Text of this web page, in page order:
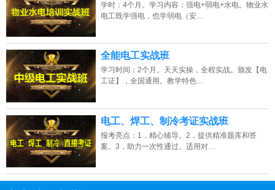
学时：4个月。学习内容：强电+弱电+水电。物业水
电工既学强电，也学弱电（安…
全能电工实战班
学习时间：2个月。天天实操，全程实战。颁发【电
工证】，全国通用。教学特色…
电工、焊工、制冷考证实战班
报考亮点：1，精心辅导。2，提供精准题库和答
案。3，助力一次性通过。适用对…